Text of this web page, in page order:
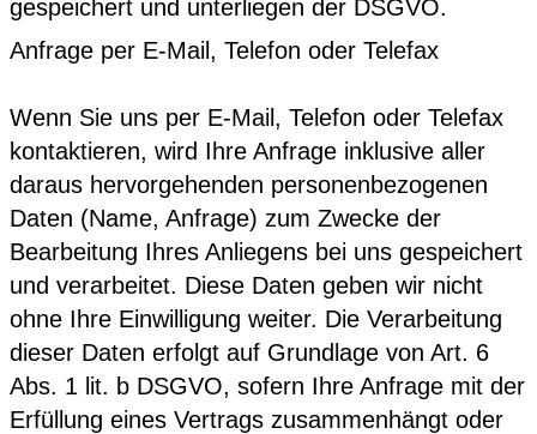
gespeichert und unterliegen der DSGVO.
Anfrage per E-Mail, Telefon oder Telefax
Wenn Sie uns per E-Mail, Telefon oder Telefax
kontaktieren, wird Ihre Anfrage inklusive aller
daraus hervorgehenden personenbezogenen
Daten (Name, Anfrage) zum Zwecke der
Bearbeitung Ihres Anliegens bei uns gespeichert
und verarbeitet. Diese Daten geben wir nicht
ohne Ihre Einwilligung weiter. Die Verarbeitung
dieser Daten erfolgt auf Grundlage von Art. 6
Abs. 1 lit. b DSGVO, sofern Ihre Anfrage mit der
Erfüllung eines Vertrags zusammenhängt oder